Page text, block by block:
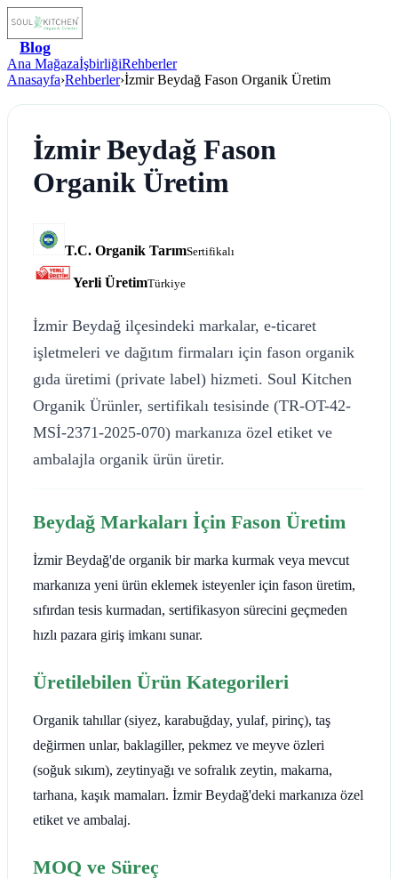
Blog
Ana MağazaİşbirliğiRehberler
Anasayfa›Rehberler›İzmir Beydağ Fason Organik Üretim
İzmir Beydağ Fason
Organik Üretim
T.C. Organik TarımSertifikalı
Yerli ÜretimTürkiye
İzmir Beydağ ilçesindeki markalar, e-ticaret
işletmeleri ve dağıtım firmaları için fason organik
gıda üretimi (private label) hizmeti. Soul Kitchen
Organik Ürünler, sertifikalı tesisinde (TR-OT-42-
MSİ-2371-2025-070) markanıza özel etiket ve
ambalajla organik ürün üretir.
Beydağ Markaları İçin Fason Üretim
İzmir Beydağ'de organik bir marka kurmak veya mevcut
markanıza yeni ürün eklemek isteyenler için fason üretim,
sıfırdan tesis kurmadan, sertifikasyon sürecini geçmeden
hızlı pazara giriş imkanı sunar.
Üretilebilen Ürün Kategorileri
Organik tahıllar (siyez, karabuğday, yulaf, pirinç), taş
değirmen unlar, baklagiller, pekmez ve meyve özleri
(soğuk sıkım), zeytinyağı ve sofralık zeytin, makarna,
tarhana, kaşık mamaları. İzmir Beydağ'deki markanıza özel
etiket ve ambalaj.
MOQ ve Süreç